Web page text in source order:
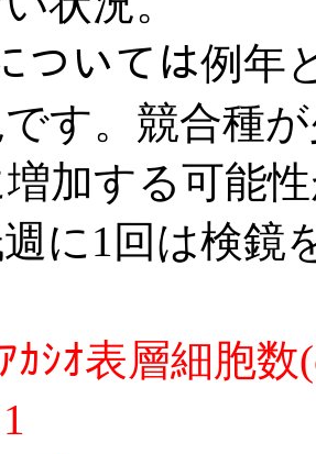
ついては例
す。競合種
加する可能
に1回は検鏡
ｶｼｵ表層細胞数
1